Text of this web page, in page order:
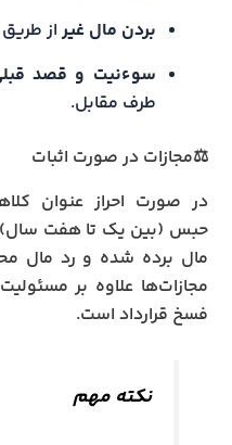
بردن مال غیراز
سوءنیت و قصد
طرف مقابل.
⚖️مجازات در صورت اثبات
در صورت احراز عنوان
حبس (بین یک تا هفت
مال برده شده و رد مال
مجازات‌ها علاوه بر
فسخ قرارداد است.
نکته مهم